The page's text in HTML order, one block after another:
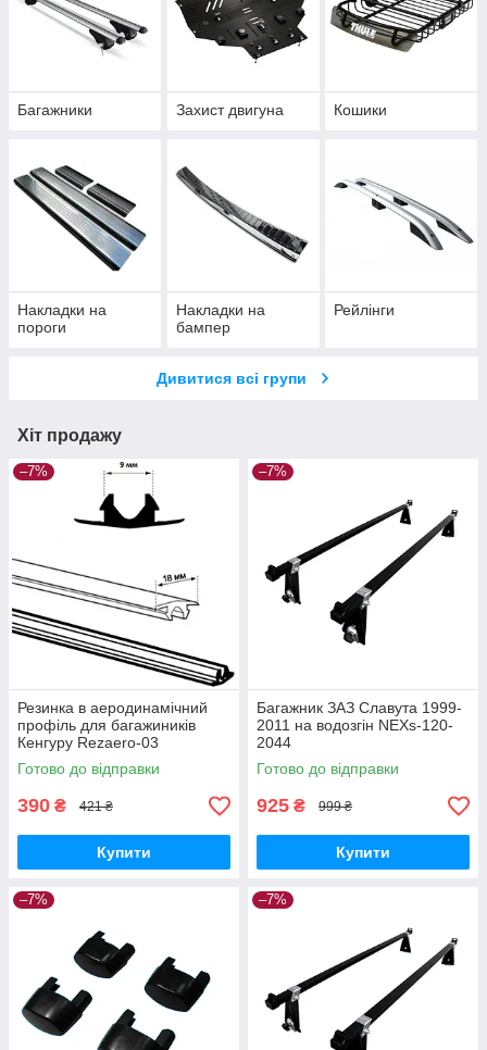
Багажники Захист двигуна Кошики
Накладки на
пороги
Накладки на
бампер
Рейлінги
Дивитися всі групи
Хіт продажу
–7%
Резинка в аеродинамічний
профіль для багажиників
Кенгуру Rezaero-03
Готово до відправки
390 ₴ 421 ₴
Купити
–7%
Багажник ЗАЗ Славута 1999-
2011 на водозгін NEXs-120-
2044
Готово до відправки
925 ₴ 999 ₴
Купити
–7% –7%